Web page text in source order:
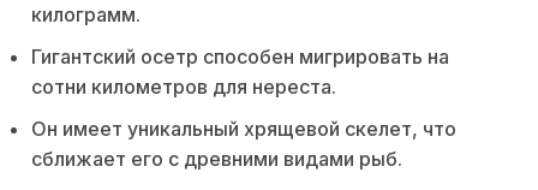
килограмм.
Гигантский осетр способен мигрировать на
сотни километров для нереста.
Он имеет уникальный хрящевой скелет, что
сближает его с древними видами рыб.